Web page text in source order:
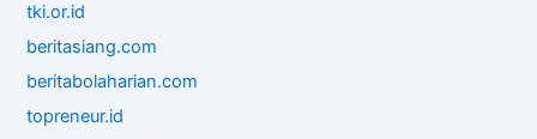
tki.or.id
beritasiang.com
beritabolaharian.com
topreneur.id